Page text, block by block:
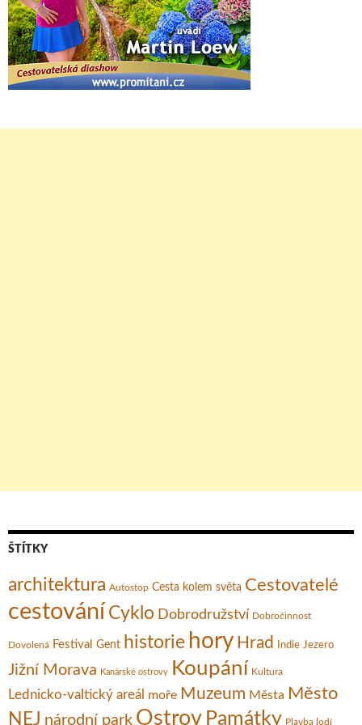
ŠTÍTKY
architektura Autostop Cesta kolem světa Cestovatelé
cestování Cyklo Dobrodružství Dobročinnost
Dovolená Festival Gent historie hory Hrad Indie Jezero
Jižní Morava Kanárské ostrovy Koupání Kultura
Lednicko-valtický areál moře Muzeum Města Město
NEJ národní park Ostrov Památky Plavba lodí